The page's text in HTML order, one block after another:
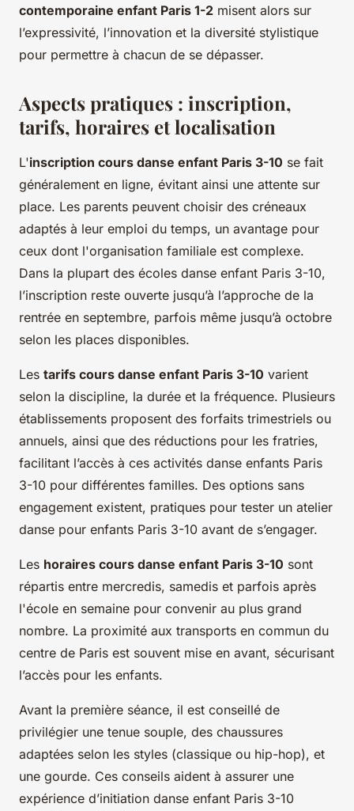
contemporaine enfant Paris 1-2 misent alors sur
l’expressivité, l’innovation et la diversité stylistique
pour permettre à chacun de se dépasser.
Aspects pratiques : inscription,
tarifs, horaires et localisation
L'inscription cours danse enfant Paris 3-10 se fait
généralement en ligne, évitant ainsi une attente sur
place. Les parents peuvent choisir des créneaux
adaptés à leur emploi du temps, un avantage pour
ceux dont l'organisation familiale est complexe.
Dans la plupart des écoles danse enfant Paris 3-10,
l’inscription reste ouverte jusqu’à l’approche de la
rentrée en septembre, parfois même jusqu’à octobre
selon les places disponibles.
Les tarifs cours danse enfant Paris 3-10 varient
selon la discipline, la durée et la fréquence. Plusieurs
établissements proposent des forfaits trimestriels ou
annuels, ainsi que des réductions pour les fratries,
facilitant l’accès à ces activités danse enfants Paris
3-10 pour différentes familles. Des options sans
engagement existent, pratiques pour tester un atelier
danse pour enfants Paris 3-10 avant de s’engager.
Les horaires cours danse enfant Paris 3-10 sont
répartis entre mercredis, samedis et parfois après
l'école en semaine pour convenir au plus grand
nombre. La proximité aux transports en commun du
centre de Paris est souvent mise en avant, sécurisant
l’accès pour les enfants.
Avant la première séance, il est conseillé de
privilégier une tenue souple, des chaussures
adaptées selon les styles (classique ou hip-hop), et
une gourde. Ces conseils aident à assurer une
expérience d’initiation danse enfant Paris 3-10